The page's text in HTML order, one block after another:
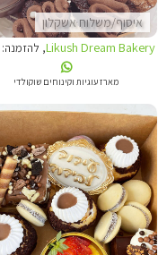
איסוף/משלוח אשקלון
Likush Dream Bakery, להזמנה:
מארז עוגיות וקינוחים שוקולדי
TANIA CAKES